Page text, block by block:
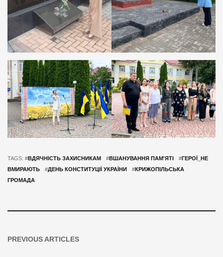
TAGS: #ВДЯЧНІСТЬ ЗАХИСНИКАМ #ВШАНУВАННЯ ПАМ'ЯТІ #ГЕРОЇ_НЕ
ВМИРАЮТЬ
#ДЕНЬ КОНСТИТУЦІЇ УКРАЇНИ #КРИЖОПІЛЬСЬКА
ГРОМАДА
PREVIOUS ARTICLES